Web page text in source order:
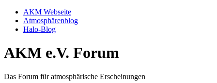
AKM Webseite
Atmosphärenblog
Halo-Blog
AKM e.V. Forum
Das Forum für atmosphärische Erscheinungen